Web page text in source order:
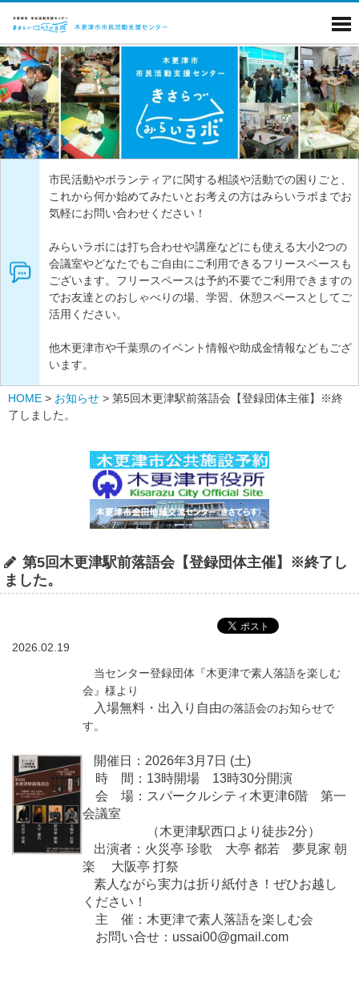
市民活動やボランティアに関する相談や活動での困りごと、
これから何か始めてみたいとお考えの方はみらいラボまでお
気軽にお問い合わせください！
みらいラボには打ち合わせや講座などにも使える大小2つの
会議室やどなたでもご自由にご利用できるフリースペースも
ございます。フリースペースは予約不要でご利用できますの
でお友達とのおしゃべりの場、学習、休憩スペースとしてご
活用ください。
他木更津市や千葉県のイベント情報や助成金情報などもござ
います。
HOME > お知らせ > 第5回木更津駅前落語会【登録団体主催】※終
了しました。
第5回木更津駅前落語会【登録団体主催】※終了し
ました。
2026.02.19
当センター登録団体『木更津で素人落語を楽しむ
会』様より
入場無料・出入り自由の落語会のお知らせで
す。
開催日：2026年3月7日 (土)
時 間：13時開場 13時30分開演
会 場：スパークルシティ木更津6階 第一
会議室
（木更津駅西口より徒歩2分）
出演者：火災亭 珍歌 大亭 都若 夢見家 朝
楽 大阪亭 打祭
素人ながら実力は折り紙付き！ ぜひお越し
ください！
主 催：木更津で素人落語を楽しむ会
お問い合せ：ussai00@gmail.com